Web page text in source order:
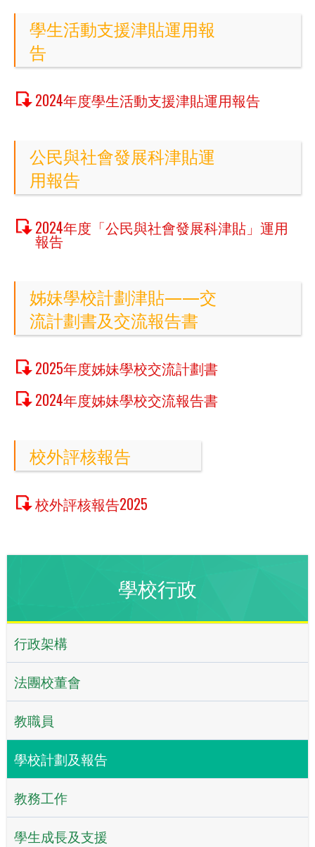
學生活動支援津貼運用報
告
2024年度學生活動支援津貼運用報告
公民與社會發展科津貼運
用報告
2024年度「公民與社會發展科津貼」運用
報告
姊妹學校計劃津貼——交
流計劃書及交流報告書
2025年度姊妹學校交流計劃書
2024年度姊妹學校交流報告書
校外評核報告
校外評核報告2025
學校行政
行政架構
法團校董會
教職員
學校計劃及報告
教務工作
學生成長及支援